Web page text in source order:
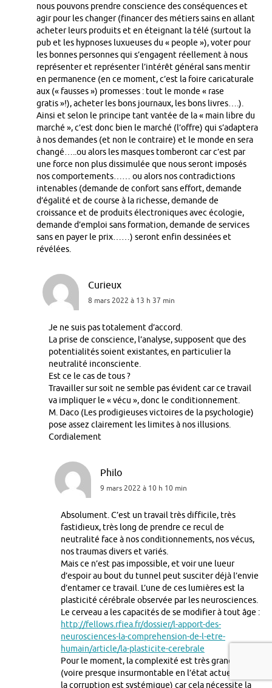
nous pouvons prendre conscience des conséquences et
agir pour les changer (financer des métiers sains en allant
acheter leurs produits et en éteignant la télé (surtout la
pub et les hypnoses luxueuses du « people »), voter pour
les bonnes personnes qui s’engagent réellement à nous
représenter et représenter l’intérêt général sans mentir
en permanence (en ce moment, c’est la foire caricaturale
aux (« fausses ») promesses : tout le monde « rase
gratis »!), acheter les bons journaux, les bons livres….).
Ainsi et selon le principe tant vantée de la « main libre du
marché », c’est donc bien le marché (l’offre) qui s’adaptera
à nos demandes (et non le contraire) et le monde en sera
changé…..ou alors les masques tomberont car c’est par
une force non plus dissimulée que nous seront imposés
nos comportements…… ou alors nos contradictions
intenables (demande de confort sans effort, demande
d’égalité et de course à la richesse, demande de
croissance et de produits électroniques avec écologie,
demande d’emploi sans formation, demande de services
sans en payer le prix……) seront enfin dessinées et
révélées.
Curieux
8 mars 2022 à 13 h 37 min
Je ne suis pas totalement d’accord.
La prise de conscience, l’analyse, supposent que des
potentialités soient existantes, en particulier la
neutralité inconsciente.
Est ce le cas de tous ?
Travailler sur soit ne semble pas évident car ce travail
va impliquer le « vécu », donc le conditionnement.
M. Daco (Les prodigieuses victoires de la psychologie)
pose assez clairement les limites à nos illusions.
Cordialement
Philo
9 mars 2022 à 10 h 10 min
Absolument. C’est un travail très difficile, très
fastidieux, très long de prendre ce recul de
neutralité face à nos conditionnements, nos vécus,
nos traumas divers et variés.
Mais ce n’est pas impossible, et voir une lueur
d’espoir au bout du tunnel peut susciter déjà l’envie
d’entamer ce travail. L’une de ces lumières est la
plasticité cérébrale observée par les neurosciences.
Le cerveau a les capacités de se modifier à tout âge :
http://fellows.rfiea.fr/dossier/l-apport-des-
neurosciences-la-comprehension-de-l-etre-
humain/article/la-plasticite-cerebrale
Pour le moment, la complexité est très grande
(voire presque insurmontable en l’état actuel tant
la corruption est systémique) car cela nécessite la